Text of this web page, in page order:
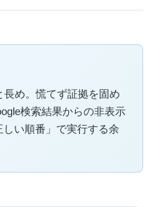
め。慌てず証拠を固め
検索結果からの非表示
い順番」で実行する余